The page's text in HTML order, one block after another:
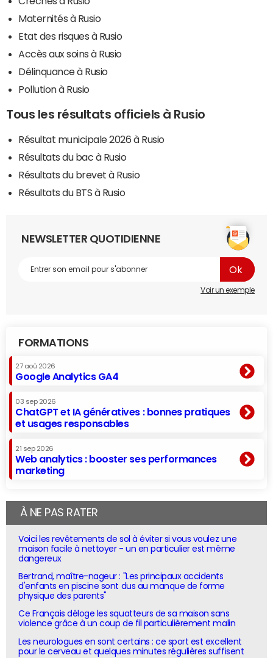
Maternités à Rusio
Etat des risques à Rusio
Accès aux soins à Rusio
Délinquance à Rusio
Pollution à Rusio
Tous les résultats officiels à Rusio
Résultat municipale 2026 à Rusio
Résultats du bac à Rusio
Résultats du brevet à Rusio
Résultats du BTS à Rusio
NEWSLETTER QUOTIDIENNE
Voir un exemple
FORMATIONS
27 aoû 2026
Google Analytics GA4
03 sep 2026
ChatGPT et IA génératives : bonnes pratiques
et usages responsables
21 sep 2026
Web analytics : booster ses performances
marketing
À NE PAS RATER
Voici les revêtements de sol à éviter si vous voulez une
maison facile à nettoyer - un en particulier est même
dangereux
Bertrand, maître-nageur : "Les principaux accidents
d'enfants en piscine sont dus au manque de forme
physique des parents"
Ce Français déloge les squatteurs de sa maison sans
violence grâce à un coup de fil particulièrement malin
Les neurologues en sont certains : ce sport est excellent
pour le cerveau et quelques minutes régulières suffisent